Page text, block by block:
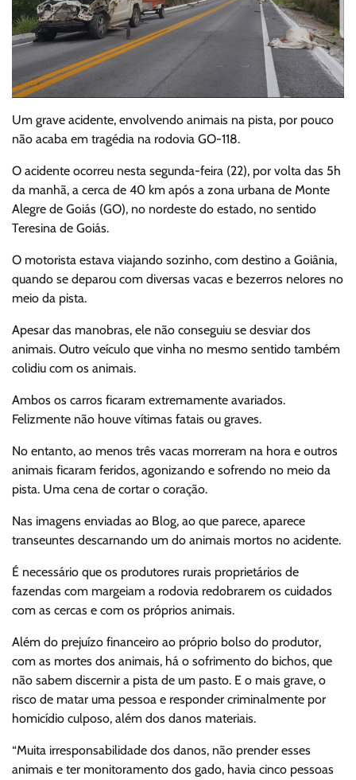
Um grave acidente, envolvendo animais na pista, por pouco
não acaba em tragédia na rodovia GO-118.
O acidente ocorreu nesta segunda-feira (22), por volta das 5h
da manhã, a cerca de 40 km após a zona urbana de Monte
Alegre de Goiás (GO), no nordeste do estado, no sentido
Teresina de Goiás.
O motorista estava viajando sozinho, com destino a Goiânia,
quando se deparou com diversas vacas e bezerros nelores no
meio da pista.
Apesar das manobras, ele não conseguiu se desviar dos
animais. Outro veículo que vinha no mesmo sentido também
colidiu com os animais.
Ambos os carros ficaram extremamente avariados.
Felizmente não houve vítimas fatais ou graves.
No entanto, ao menos três vacas morreram na hora e outros
animais ficaram feridos, agonizando e sofrendo no meio da
pista. Uma cena de cortar o coração.
Nas imagens enviadas ao Blog, ao que parece, aparece
transeuntes descarnando um do animais mortos no acidente.
É necessário que os produtores rurais proprietários de
fazendas com margeiam a rodovia redobrarem os cuidados
com as cercas e com os próprios animais.
Além do prejuízo financeiro ao próprio bolso do produtor,
com as mortes dos animais, há o sofrimento do bichos, que
não sabem discernir a pista de um pasto. E o mais grave, o
risco de matar uma pessoa e responder criminalmente por
homicídio culposo, além dos danos materiais.
“Muita irresponsabilidade dos danos, não prender esses
animais e ter monitoramento dos gado, havia cinco pessoas